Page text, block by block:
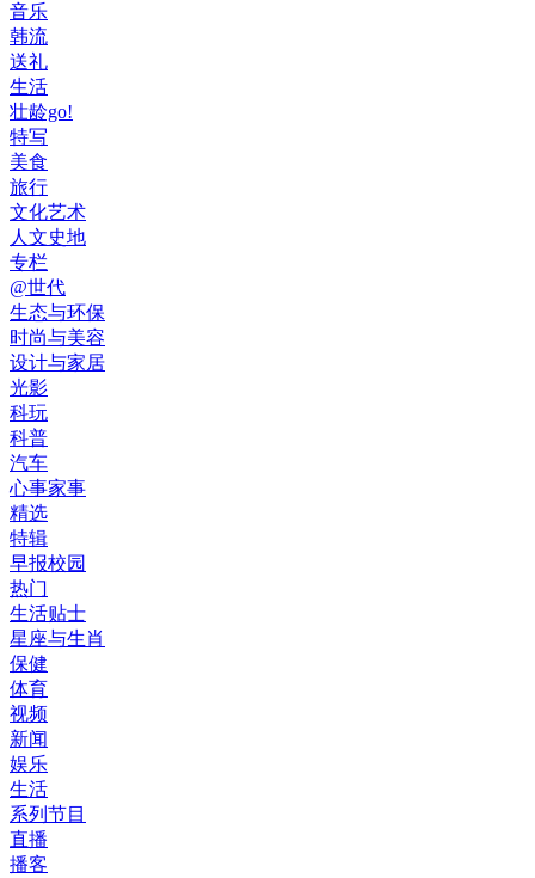
音乐
韩流
送礼
生活
壮龄go!
特写
美食
旅行
文化艺术
人文史地
专栏
@世代
生态与环保
时尚与美容
设计与家居
光影
科玩
科普
汽车
心事家事
精选
特辑
早报校园
热门
生活贴士
星座与生肖
保健
体育
视频
新闻
娱乐
生活
系列节目
直播
播客